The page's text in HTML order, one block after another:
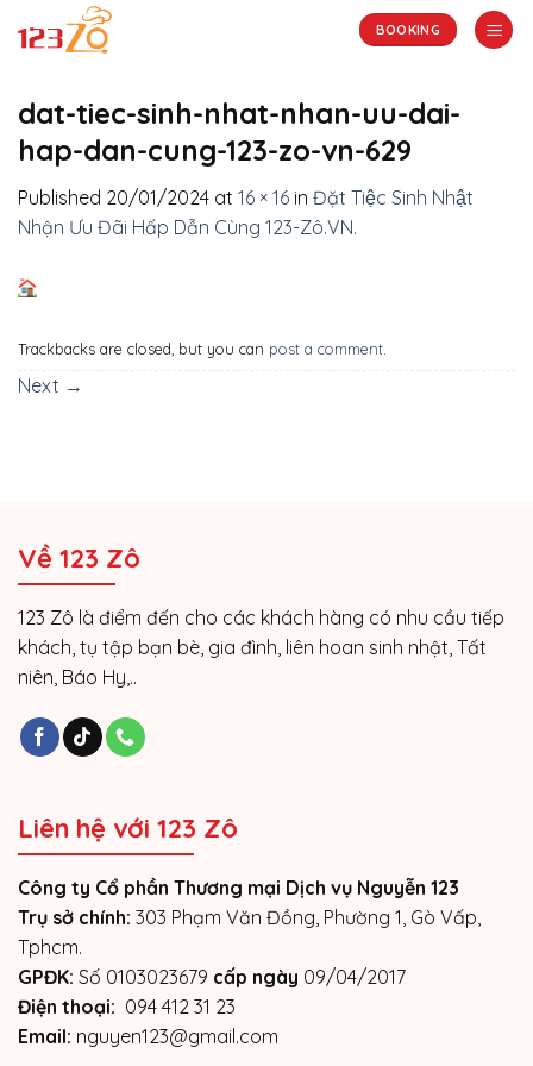
BOOKING
dat-tiec-sinh-nhat-nhan-uu-dai-
hap-dan-cung-123-zo-vn-629
Published 20/01/2024 at 16 × 16 in Đặt Tiệc Sinh Nhật
Nhận Ưu Đãi Hấp Dẫn Cùng 123-Zô.VN.
Trackbacks are closed, but you can post a comment.
Next →
Về 123 Zô
123 Zô là điểm đến cho các khách hàng có nhu cầu tiếp
khách, tụ tập bạn bè, gia đình, liên hoan sinh nhật, Tất
niên, Báo Hy,..
Liên hệ với 123 Zô
Công ty Cổ phần Thương mại Dịch vụ Nguyễn 123
Trụ sở chính: 303 Phạm Văn Đồng, Phường 1, Gò Vấp,
Tphcm.
GPĐK: Số 0103023679 cấp ngày 09/04/2017
Điện thoại: 094 412 31 23
Email: nguyen123@gmail.com